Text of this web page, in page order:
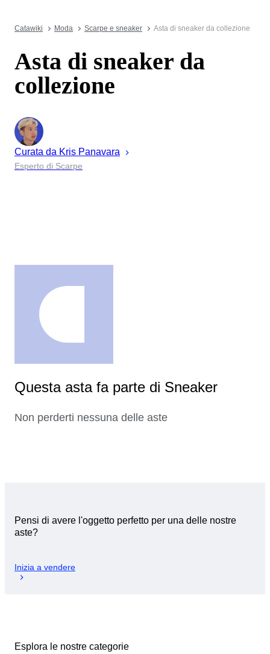
Catawiki Moda Scarpe e sneaker Asta di sneaker da collezione
Asta di sneaker da
collezione
Curata da Kris Panavara
Esperto di Scarpe
Questa asta fa parte di Sneaker
Non perderti nessuna delle aste
Pensi di avere l'oggetto perfetto per una delle nostre
aste?
Inizia a vendere
Esplora le nostre categorie